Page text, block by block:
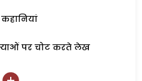
पर चोट करते लेख